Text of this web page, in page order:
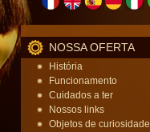
NOSSA OFERTA
História
Funcionamento
Cuidados a ter
Nossos links
Objetos de curiosidade